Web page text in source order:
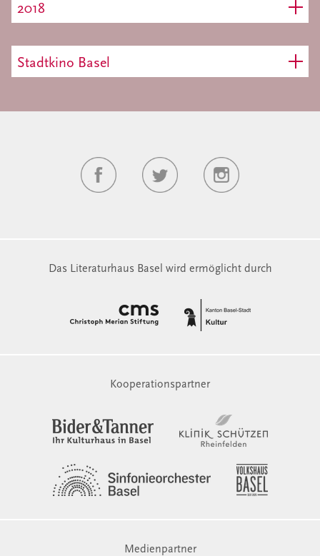
2018
Stadtkino Basel
Das Literaturhaus Basel wird ermöglicht durch
Kooperationspartner
Medienpartner